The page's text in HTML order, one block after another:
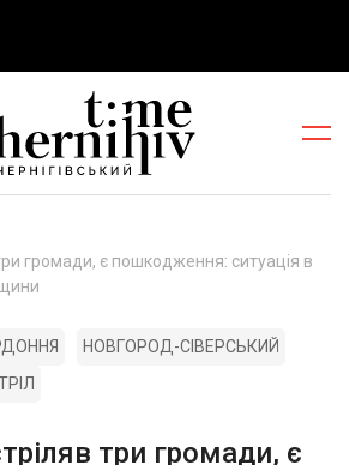
громади, є пошкодження: ситуація в
НОВГОРОД-СІВЕРСЬКИЙ
три громади, є